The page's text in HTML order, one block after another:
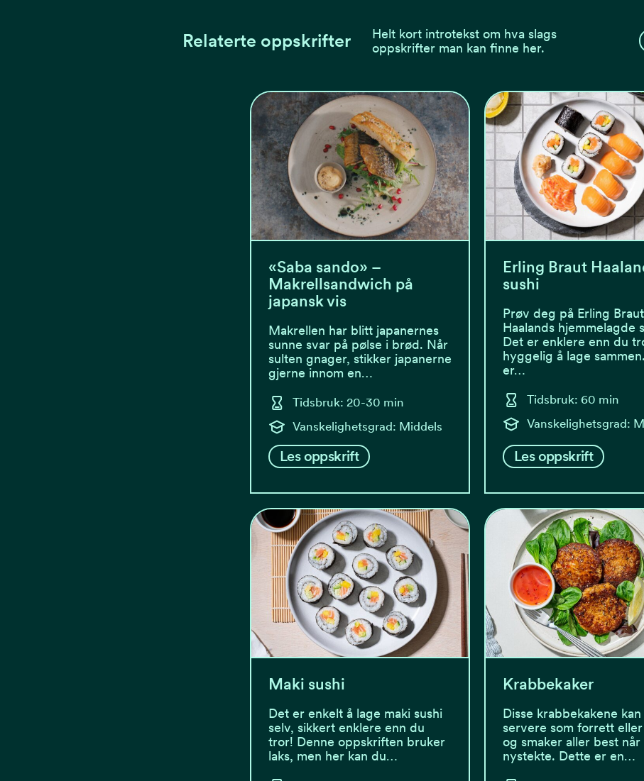
Relaterte oppskrifter
Helt kort introtekst om hva slags
oppskrifter man kan finne her.
«Saba sando» –
Makrellsandwich på
japansk vis
Makrellen har blitt japanernes
sunne svar på pølse i brød. Når
sulten gnager, stikker japanerne
gjerne innom en…
Tidsbruk: 20-30 min
Vanskelighetsgrad: Middels
Les oppskrift
Erling Braut
sushi
Prøv deg på Erling Braut
Haalands hjemmelagde
Det er enklere enn du
hyggelig å lage
er…
Tidsbruk: 60 min
Vanskelighetsgrad:
Les oppskrift
Maki sushi
Det er enkelt å lage maki sushi
selv, sikkert enklere enn du
tror! Denne oppskriften bruker
laks, men her kan du…
Krabbekaker
Disse krabbekakene
servere som forrett eller
og smaker aller best
nystekte. Dette er en…